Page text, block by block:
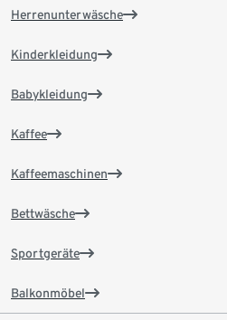
Herrenunterwäsche
Kinderkleidung
Babykleidung
Kaffee
Kaffeemaschinen
Bettwäsche
Sportgeräte
Balkonmöbel